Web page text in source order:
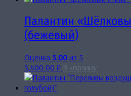
Палантин
(бежевый)
Оценка 5.00 из 5
3,400.00 ₽ В корзину